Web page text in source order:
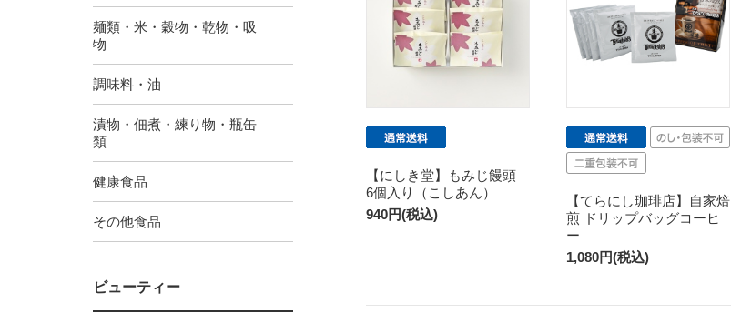
麺類・米・穀物・乾物・吸
物
調味料・油
漬物・佃煮・練り物・瓶缶
類
健康食品
その他食品
ビューティー
【にしき堂】もみじ饅頭
6個入り（こしあん）
940円(税込)
【てらにし珈琲店】自家焙
煎 ドリップバッグコーヒ
ー
1,080円(税込)